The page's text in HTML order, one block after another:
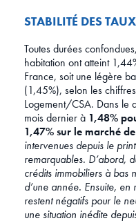
STABILITÉ DES
Toutes durées
habitation ont atteint
France, soit une légère
(1,45%), selon les
Logement/CSA. Dans le
mois dernier à 1,48%
1,47% sur le marché
intervenues depuis le
remarquables. D’abord,
crédits immobiliers à bas
d’une année. Ensuite,
restent négatifs pour le
une situation inédite